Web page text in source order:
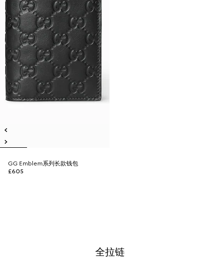
GG Emblem系列长款钱包
£605
全拉链